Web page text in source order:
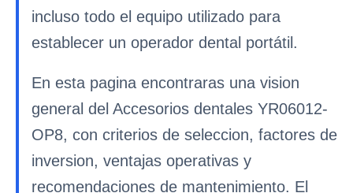
incluso todo el equipo utilizado para
establecer un operador dental portátil.
En esta pagina encontraras una vision
general del Accesorios dentales YR06012-
OP8, con criterios de seleccion, factores de
inversion, ventajas operativas y
recomendaciones de mantenimiento. El